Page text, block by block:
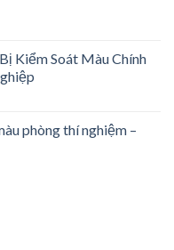
Kiểm Soát Màu Chính
phòng thí nghiệm –